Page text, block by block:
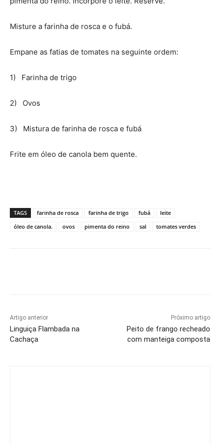
Misture a farinha de rosca e o fubá.
Empane as fatias de tomates na seguinte ordem:
1) Farinha de trigo
2) Ovos
3) Mistura de farinha de rosca e fubá
Frite em óleo de canola bem quente.
TAGS farinha de rosca farinha de trigo fubá
leite
óleo de canola.
ovos pimenta do reino sal tomates verdes
Artigo anterior
Linguiça Flambada na
Cachaça
Próximo artigo
Peito de frango recheado
com manteiga composta